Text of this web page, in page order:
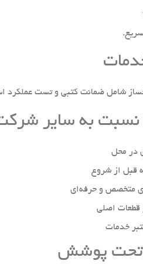
شامل ضمانت کتبی و تست عملکرد
نسبت به سایر
در محل
قبل از شروع
متخصص و حرفه‌ای
قطعات اصلی
خدمات
تحت پوشش